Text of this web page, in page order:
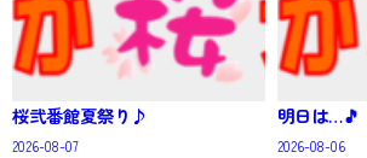
桜弐番館夏祭り♪
2026-08-07
明日は…🎵
2026-08-06